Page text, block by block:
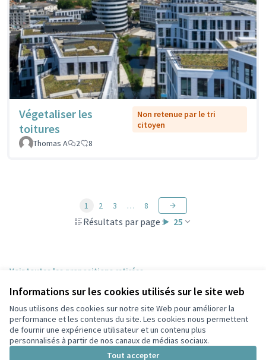
Informations sur les cookies utilisés sur le site web
Nous utilisons des cookies sur notre site Web pour améliorer la
performance et les contenus du site. Les cookies nous permettent
de fournir une expérience utilisateur et un contenu plus
personnalisés à partir de nos canaux de médias sociaux.
Tout accepter
Végetaliser les
toitures
Non retenue par le tri
citoyen
Thomas A
2 8
Résultats par page : 25
1 2 3 … 8
Voir toutes les propositions retirées
Conditions d'utilisation
Paramètres des cookies
Participez Villeurbanne sur X
(Lien externe)
Participez Villeurbanne sur Facebook
Participez Villeurbanne sur Instagram
Participez Villeurbanne sur YouTube
(Lien externe)